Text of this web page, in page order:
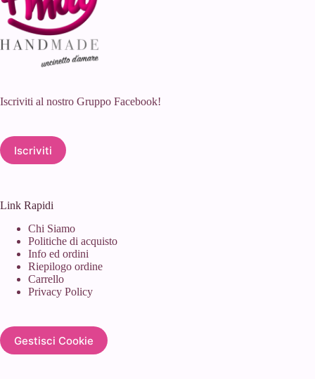
Iscriviti al nostro Gruppo Facebook!
Iscriviti
Link Rapidi
Chi Siamo
Politiche di acquisto
Info ed ordini
Riepilogo ordine
Carrello
Privacy Policy
Gestisci Cookie